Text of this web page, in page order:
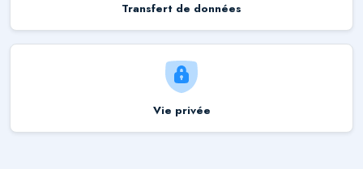
Transfert de données
Vie privée